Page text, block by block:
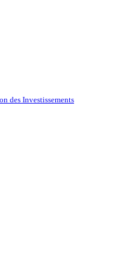
des Investissements